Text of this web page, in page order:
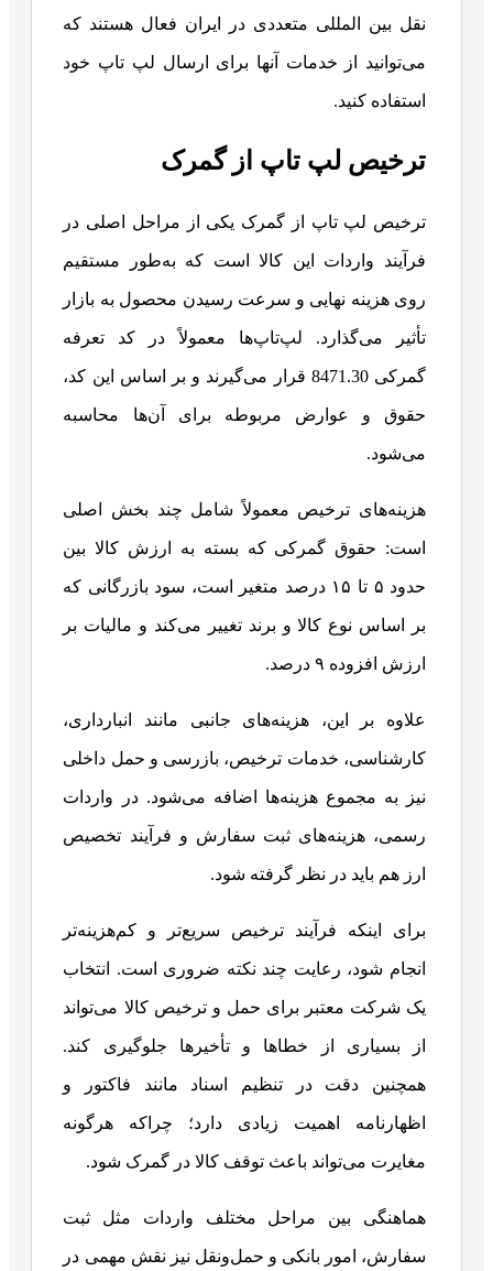
نقل بین المللی متعددی در ایران فعال هستند که
می‌توانید از خدمات آنها برای ارسال لپ تاپ خود
استفاده کنید.
ترخیص لپ تاپ از گمرک
ترخیص لپ‌ تاپ از گمرک یکی از مراحل اصلی در
فرآیند واردات این کالا است که به‌طور مستقیم
روی هزینه نهایی و سرعت رسیدن محصول به بازار
تأثیر می‌گذارد. لپ‌تاپ‌ها معمولاً در کد تعرفه
گمرکی 8471.30 قرار می‌گیرند و بر اساس این کد،
حقوق و عوارض مربوطه برای آن‌ها محاسبه
می‌شود.
هزینه‌های ترخیص معمولاً شامل چند بخش اصلی
است: حقوق گمرکی که بسته به ارزش کالا بین
حدود ۵ تا ۱۵ درصد متغیر است، سود بازرگانی که
بر اساس نوع کالا و برند تغییر می‌کند و مالیات بر
ارزش افزوده ۹ درصد.
علاوه بر این، هزینه‌های جانبی مانند انبارداری،
کارشناسی، خدمات ترخیص، بازرسی و حمل داخلی
نیز به مجموع هزینه‌ها اضافه می‌شود. در واردات
رسمی، هزینه‌های ثبت سفارش و فرآیند تخصیص
ارز هم باید در نظر گرفته شود.
برای اینکه فرآیند ترخیص سریع‌تر و کم‌هزینه‌تر
انجام شود، رعایت چند نکته ضروری است. انتخاب
یک شرکت معتبر برای حمل و ترخیص کالا می‌تواند
از بسیاری از خطاها و تأخیرها جلوگیری کند.
همچنین دقت در تنظیم اسناد مانند فاکتور و
اظهارنامه اهمیت زیادی دارد؛ چراکه هرگونه
مغایرت می‌تواند باعث توقف کالا در گمرک شود.
هماهنگی بین مراحل مختلف واردات مثل ثبت
سفارش، امور بانکی و حمل‌ونقل نیز نقش مهمی در